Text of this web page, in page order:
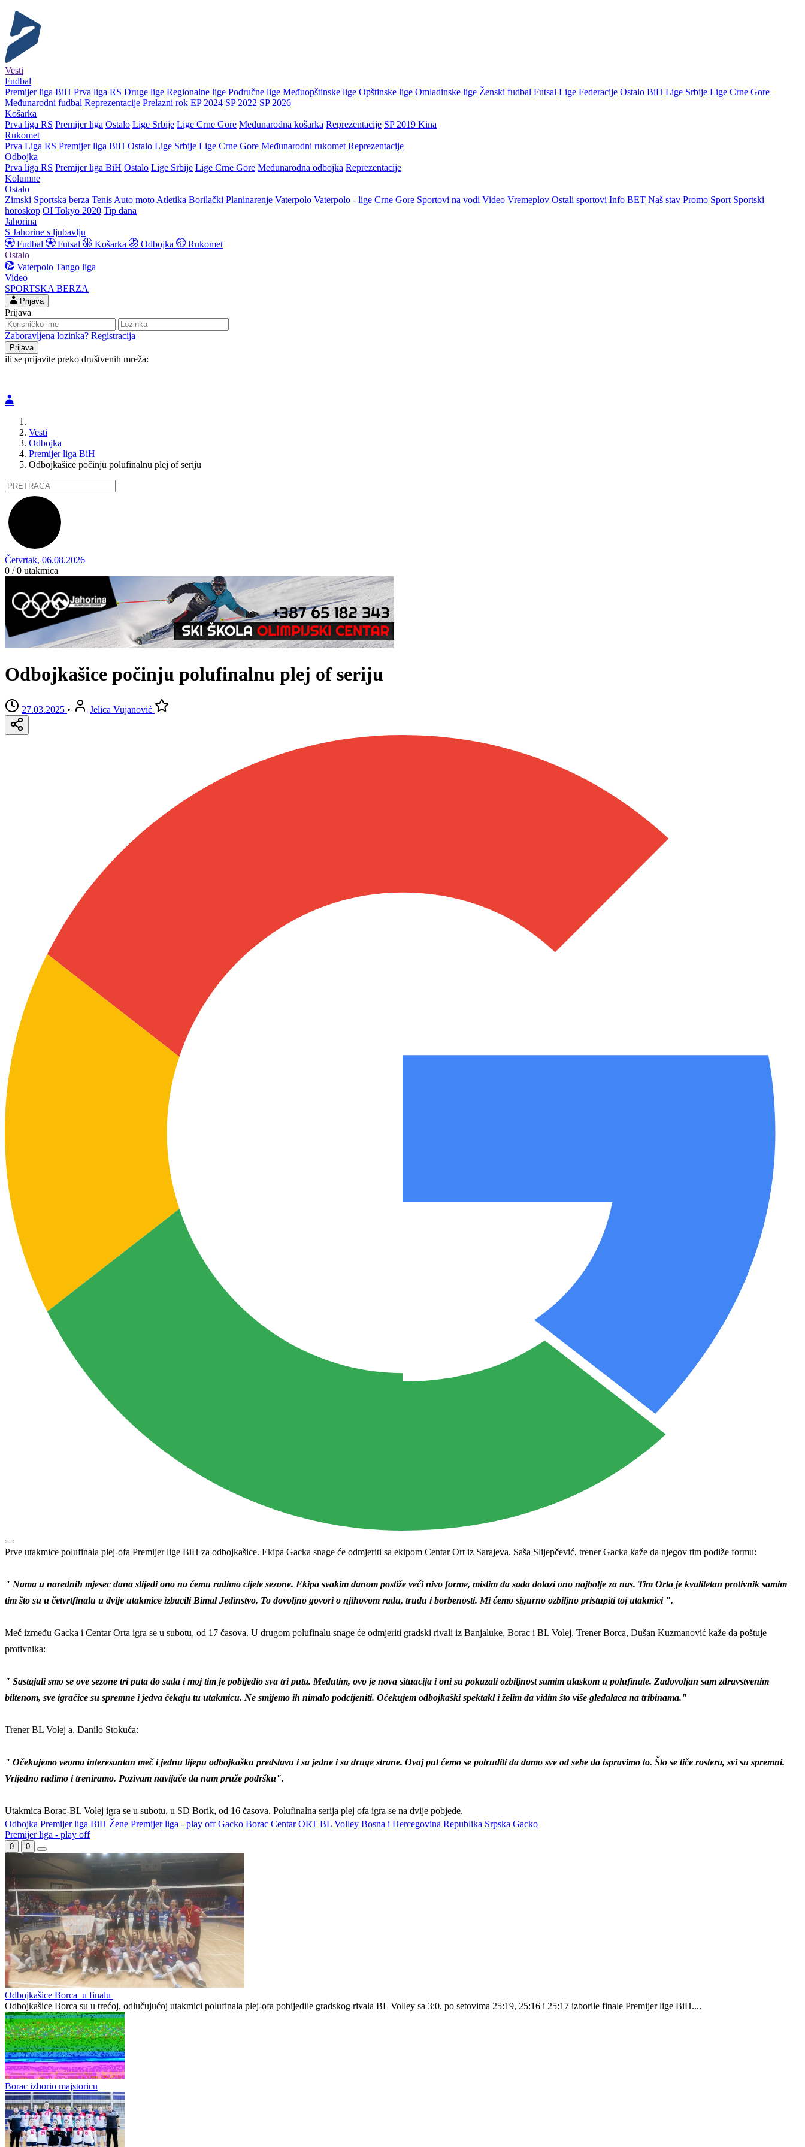
Vesti
Fudbal
Premijer liga BiH Prva liga RS Druge lige Regionalne lige Područne lige Međuopštinske lige Opštinske lige Omladinske lige Ženski fudbal Futsal Lige Federacije Ostalo BiH Lige Srbije Lige Crne Gore
Međunarodni fudbal Reprezentacije Prelazni rok EP 2024 SP 2022 SP 2026
Košarka
Prva liga RS Premijer liga Ostalo Lige Srbije Lige Crne Gore Međunarodna košarka Reprezentacije SP 2019 Kina
Rukomet
Prva Liga RS Premijer liga BiH Ostalo Lige Srbije Lige Crne Gore Međunarodni rukomet Reprezentacije
Odbojka
Prva liga RS Premijer liga BiH Ostalo Lige Srbije Lige Crne Gore Međunarodna odbojka Reprezentacije
Kolumne
Ostalo
Zimski Sportska berza Tenis Auto moto Atletika Borilački Planinarenje Vaterpolo Vaterpolo - lige Crne Gore Sportovi na vodi Video Vremeplov Ostali sportovi Info BET Naš stav Promo Sport Sportski
horoskop OI Tokyo 2020 Tip dana
Jahorina
S Jahorine s ljubavlju
Fudbal
Futsal Košarka Odbojka
Rukomet
Ostalo
Vaterpolo Tango liga
Video
SPORTSKA BERZA
Prijava
Prijava
Zaboravljena lozinka? Registracija
ili se prijavite preko društvenih mreža:
Vesti
Odbojka
Premijer liga BiH
Odbojkašice počinju polufinalnu plej of seriju
Četvrtak, 06.08.2026
0 / 0 utakmica
Odbojkašice počinju polufinalnu plej of seriju
27.03.2025 • Jelica Vujanović
Prve utakmice polufinala plej-ofa Premijer lige BiH za odbojkašice. Ekipa Gacka snage će odmjeriti sa ekipom Centar Ort iz Sarajeva. Saša Slijepčević, trener Gacka kaže da njegov tim podiže formu:
" Nama u narednih mjesec dana slijedi ono na čemu radimo cijele sezone. Ekipa svakim danom postiže veći nivo forme, mislim da sada dolazi ono najbolje za nas. Tim Orta je kvalitetan protivnik samim
tim što su u četvrtfinalu u dvije utakmice izbacili Bimal Jedinstvo. To dovoljno govori o njihovom radu, trudu i borbenosti. Mi ćemo sigurno ozbiljno pristupiti toj utakmici ".
Meč između Gacka i Centar Orta igra se u subotu, od 17 časova. U drugom polufinalu snage će odmjeriti gradski rivali iz Banjaluke, Borac i BL Volej. Trener Borca, Dušan Kuzmanović kaže da poštuje
protivnika:
" Sastajali smo se ove sezone tri puta do sada i moj tim je pobijedio sva tri puta. Međutim, ovo je nova situacija i oni su pokazali ozbiljnost samim ulaskom u polufinale. Zadovoljan sam zdravstvenim
biltenom, sve igračice su spremne i jedva čekaju tu utakmicu. Ne smijemo ih nimalo podcijeniti. Očekujem odbojkaški spektakl i želim da vidim što više gledalaca na tribinama."
Trener BL Volej a, Danilo Stokuća:
" Očekujemo veoma interesantan meč i jednu lijepu odbojkašku predstavu i sa jedne i sa druge strane. Ovaj put ćemo se potruditi da damo sve od sebe da ispravimo to. Što se tiče rostera, svi su spremni.
Vrijedno radimo i treniramo. Pozivam navijače da nam pruže podršku".
Utakmica Borac-BL Volej igra se u subotu, u SD Borik, od 16 časova. Polufinalna serija plej ofa igra se na dvije pobjede.
Odbojka Premijer liga BiH Žene Premijer liga - play offGacko Borac Centar ORT BL Volley Bosna i Hercegovina Republika Srpska Gacko
Premijer liga - play off
0 0
Odbojkašice Borca u finalu
Odbojkašice Borca su u trećoj, odlučujućoj utakmici polufinala plej-ofa pobijedile gradskog rivala BL Volley sa 3:0, po setovima 25:19, 25:16 i 25:17 izborile finale Premijer lige BiH....
Borac izborio majstoricu